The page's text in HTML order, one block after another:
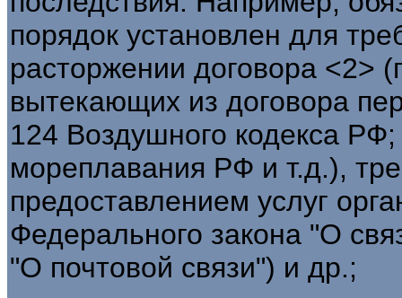
порядок установлен для
расторжении договора <2>
вытекающих из договора
124 Воздушного кодекса РФ;
мореплавания РФ и т.д.),
предоставлением услуг
Федерального закона "О
"О почтовой связи") и др.;